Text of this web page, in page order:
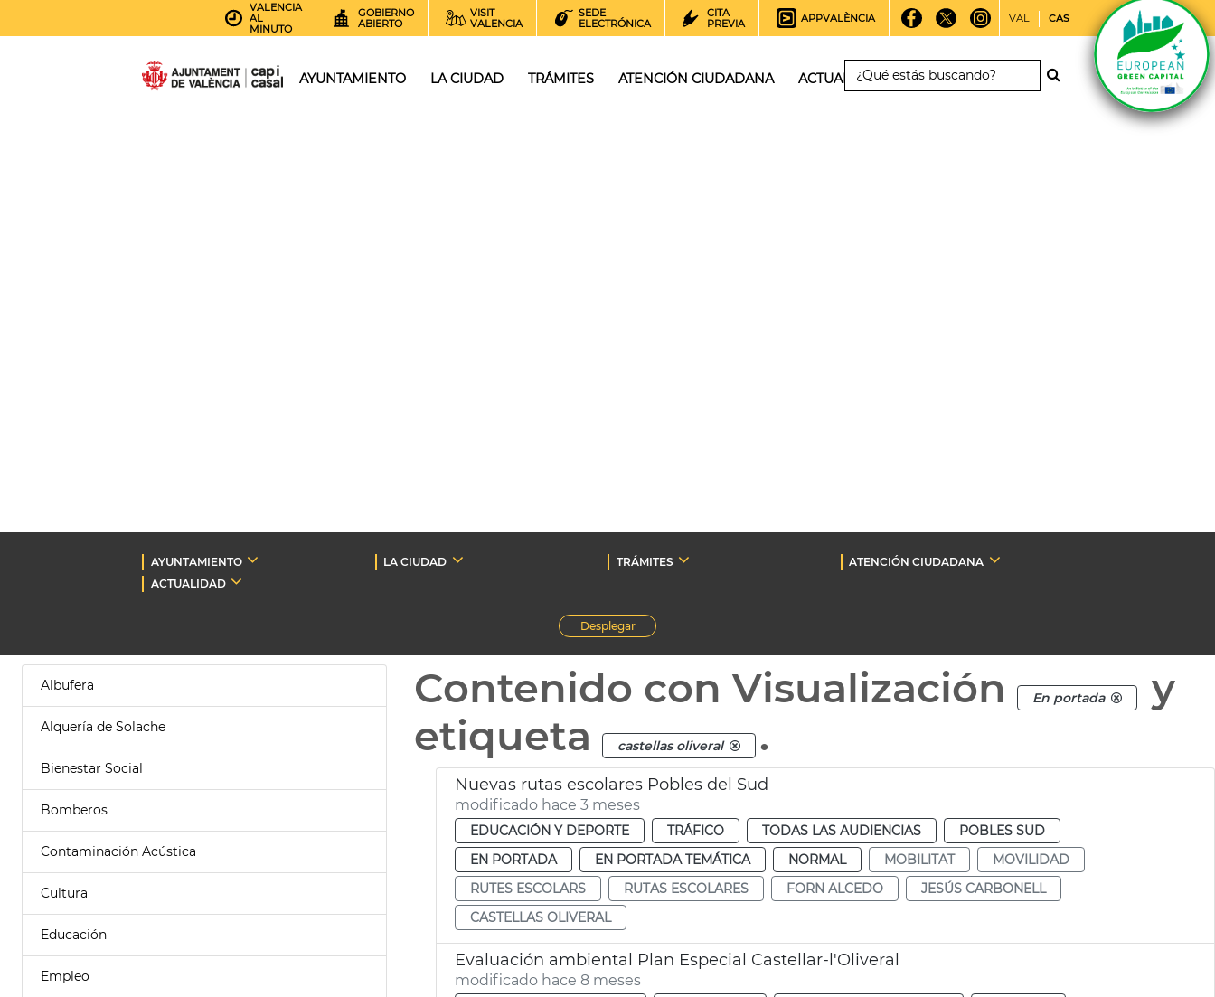
VALENCIA
AL
MINUTO
GOBIERNO
ABIERTO
VISIT
VALENCIA
SEDE
ELECTRÓNICA
CITA
PREVIA
APPVALÈNCIA VAL CAS
AYUNTAMIENTO LA CIUDAD TRÁMITES ATENCIÓN CIUDADANA ACTUALIDAD
AYUNTAMIENTO LA CIUDAD TRÁMITES
ATENCIÓN CIUDADANA
ACTUALIDAD
Desplegar
Albufera
Alquería de Solache
Bienestar Social
Bomberos
Contaminación Acústica
Cultura
Educación
Empleo
Contenido con Visualización En portada
y
etiqueta
castellas oliveral .
Nuevas rutas escolares Pobles del Sud
modificado hace 3 meses
EDUCACIÓN Y DEPORTE TRÁFICO TODAS LAS AUDIENCIAS
POBLES SUD
EN PORTADA
EN PORTADA TEMÁTICA NORMAL MOBILITAT
MOVILIDAD
RUTES ESCOLARS
RUTAS ESCOLARES FORN ALCEDO
JESÚS CARBONELL
CASTELLAS OLIVERAL
Evaluación ambiental Plan Especial Castellar-l'Oliveral
modificado hace 8 meses